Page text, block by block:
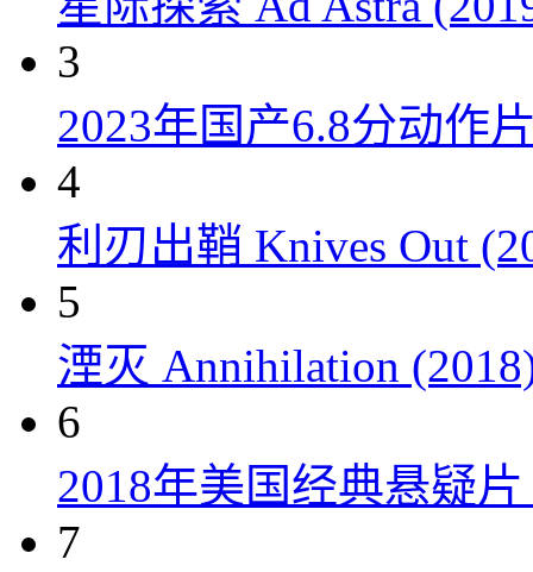
3
2023年国产6.8分动作
4
利刃出鞘 Knives Out
5
湮灭 Annihilation
6
2018年美国经典悬疑
7